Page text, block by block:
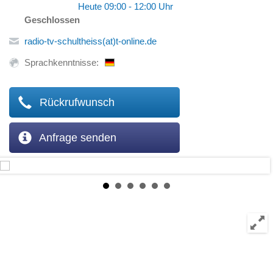
Heute 09:00 - 12:00 Uhr
Geschlossen
radio-tv-schultheiss(at)t-online.de
Sprachkenntnisse:
Rückrufwunsch
Anfrage senden